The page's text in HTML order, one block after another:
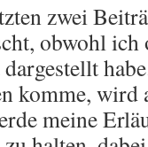
zwei
obwohl ich
komme,
meine